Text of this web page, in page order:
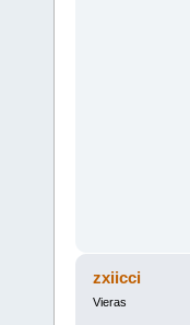
zxiicci
Vieras